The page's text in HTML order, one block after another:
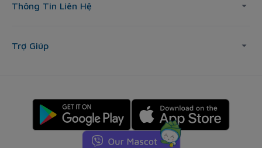
Thông Tin Liên Hệ
Trợ Giúp